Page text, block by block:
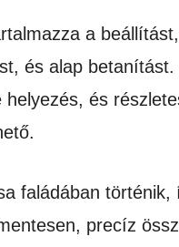
a
és alap
helyezés, és
faládában történik,
precíz